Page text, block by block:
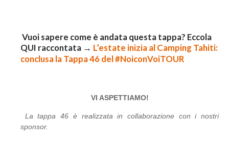
Vuoi sapere come è andata questa tappa? Eccola
QUI raccontata → L’estate inizia al Camping Tahiti:
conclusa la Tappa 46 del #NoiconVoiTOUR
VI ASPETTIAMO!
La tappa 46 è realizzata in collaborazione con i nostri
sponsor.